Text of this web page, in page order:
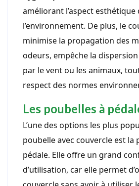
améliorant l’aspect esthétique
l’environnement. De plus, le
minimise la propagation des
odeurs, empêche la
par le vent ou les animaux,
respect des normes
Les poubelles à
L’une des options les plus
poubelle avec couvercle est la
pédale. Elle offre un grand
d’utilisation, car elle permet